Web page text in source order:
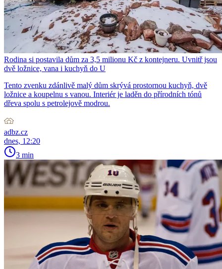
Rodina si postavila dům za 3,5 milionu Kč z kontejneru. Uvnitř jsou
dvě ložnice, vana i kuchyň do U
Tento zvenku zdánlivě malý dům skrývá prostornou kuchyň, dvě
ložnice a koupelnu s vanou. Interiér je laděn do přírodních tónů
dřeva spolu s petrolejově modrou.
adbz.cz
dnes, 12:20
3 min